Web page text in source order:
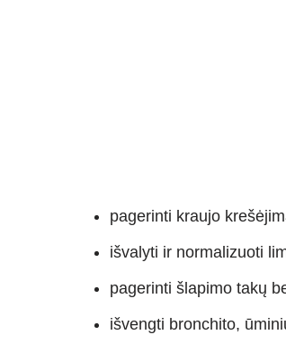
pagerinti kraujo
išvalyti ir normalizuoti
pagerinti šlapimo takų
išvengti bronchito,